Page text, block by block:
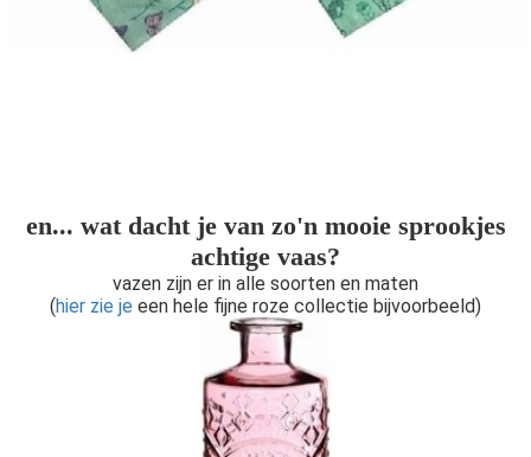
en... wat dacht je van zo'n mooie sprookjes
achtige vaas?
vazen zijn er in alle soorten en maten
(hier zie je een hele fijne roze collectie bijvoorbeeld)